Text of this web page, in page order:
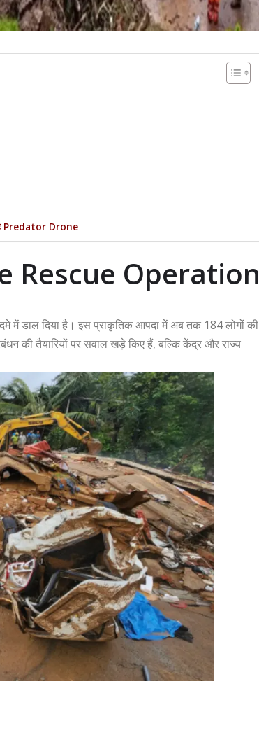
है Predator Drone
Rescue Operation
में डाल दिया है। इस प्राकृतिक आपदा में अब तक 184 लोगों की
की तैयारियों पर सवाल खड़े किए हैं, बल्कि केंद्र और राज्य